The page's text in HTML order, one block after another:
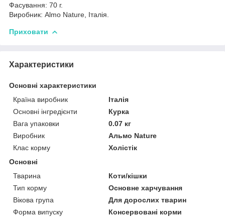
Фасування: 70 г.
Виробник: Almo Nature, Італія.
Приховати
Характеристики
Основні характеристики
Країна виробник
Італія
Основні інгредієнти
Курка
Вага упаковки
0.07 кг
Виробник
Альмо Nature
Клас корму
Холістік
Основні
Тварина
Коти/кішки
Тип корму
Основне харчування
Вікова група
Для дорослих тварин
Форма випуску
Консервовані корми